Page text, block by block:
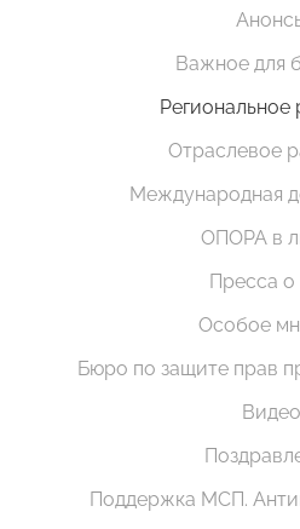
Важное для
Региональное
Отраслевое
Международная
ОПОРА в
Пресса о
Особое
Бюро по защите прав
Видео
Поддержка МСП.